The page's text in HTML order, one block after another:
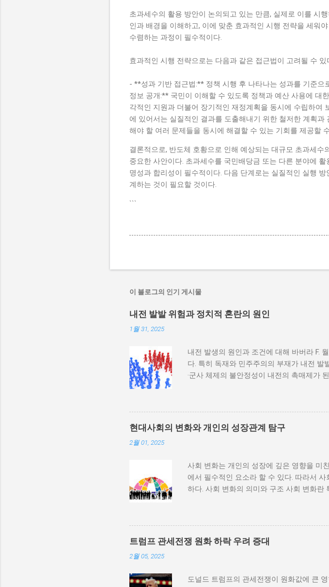
초과세수의 활용 방안이 논의되고 있는 만큼, 실제로 이를 시
인과 배경을 이해하고, 이에 맞춘 효과적인 시행 전략을 세워
수렴하는 과정이 필수적이다.
효과적인 시행 전략으로는 다음과 같은 접근법이 고려될 수 있
- **성과 기반 접근법:** 정책 시행 후 나타나는 성과를 기준
정보 공개:** 국민이 이해할 수 있도록 정책과 예산 사용에 대
각적인 지원과 더불어 장기적인 재정계획을 동시에 수립하여
에 있어서는 실질적인 결과를 도출해내기 위한 철저한 계획
해야 할 여러 문제들을 동시에 해결할 수 있는 기회를 제공할
결론적으로, 반도체 호황으로 인해 예상되는 대규모 초과세
중요한 사안이다. 초과세수를 국민배당금 또는 다른 분야에
명성과 합리성이 필수적이다. 다음 단계로는 실질적인 실행
계하는 것이 필요할 것이다.
```
이 블로그의 인기 게시물
내전 발발 위험과 정치적 혼란의 원인
1월 31, 2025
내전 발생의 원인과 조건에 대해 바버라 F.
다. 특히 독재와 민주주의의 부재가 내전 발
·군사 체제의 불안정성이 내전의 촉매제가
하지 않거나 독재 정권이 유지되는 상황에
다. 이와 같은 경우, 국민들은 정부에 대한
부 활동을 시작할 수 있다. 역사적으로도 정
많다. 이러한 비극적인 상황을 방지하기 위
속에서 고통받게 되면, 사회적 불만이 쌓이
적 세력화를 야기하며, 이를 통해 정부에 대
상승하며, 사회적 불안이 증대할 경우 시민
를 모든 사람에게 균등하게 제공하면, 내
군사적 갈등은 내전의 불씨가 되기도 한다.
내전이 더욱 심각해질 수 있다. 무장세력은
현대사회의 변화와 개인의 성장관계 탐구
2월 01, 2025
사회 변화는 개인의 성장에 깊은 영향을 미
에서 필수적인 요소라 할 수 있다. 따라서
하다. 사회 변화의 의미와 구조 사회 변화란
변동, 기술의 발전 등이 독립적으로 또는
하는 방식과 생활 방식을 완전히 변화시켰
사회 변화는 개인의 성장을 위한 새로운 기
리에서의 협업이 가능해지면서, 개인들은
다. 변화에 대한 적응력이 부족한 개인은
트럼프 관세전쟁 원화 하락 우려 증대
2월 05, 2025
도널드 트럼프의 관세전쟁이 원화값에 큰